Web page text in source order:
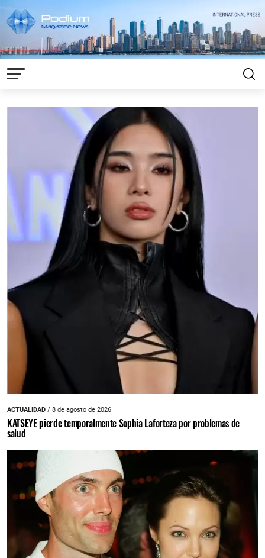
ACTUALIDAD / 8 de agosto de 2026
KATSEYE pierde temporalmente Sophia Laforteza por problemas de
salud